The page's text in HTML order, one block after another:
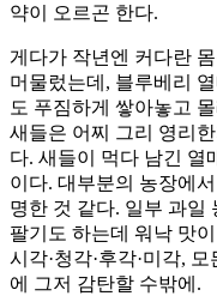
약이 오르곤 한다.
게다가 작년엔 커다란
머물렀는데, 블루베리
도 푸짐하게 쌓아놓고
새들은 어찌 그리 영리
다. 새들이 먹다 남긴 열
이다. 대부분의 농장에
명한 것 같다. 일부 과일
팔기도 하는데 워낙 맛
시각·청각·후각·미각,
에 그저 감탄할 수밖에.